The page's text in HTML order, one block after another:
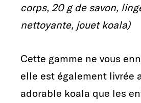
corps, 20 g de savon,
nettoyante, jouet koala)
Cette gamme ne vous
elle est également livrée
adorable koala que les